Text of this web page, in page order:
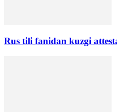
Rus tili fanidan kuzgi